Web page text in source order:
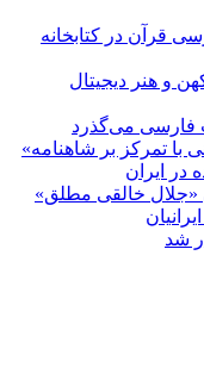
قرآن در کتابخانه
و هنر دیجیتال
فارسی می‌گذرد
با تمرکز بر شاهنامه»
در ایران
«جلال خالقی مطلق»
شد